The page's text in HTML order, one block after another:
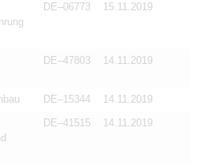
DE–06773 15.11.2019
DE–47803 14.11.2019
DE–15344
14.11.2019
DE–41515 14.11.2019